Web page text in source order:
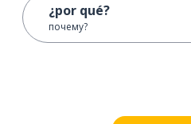
¿por qué?
почему?